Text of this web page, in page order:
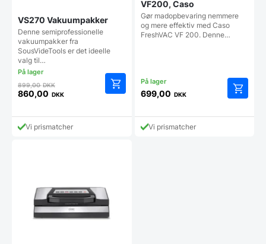
VS270 Vakuumpakker
Denne semiprofessionelle
vakuumpakker fra
SousVideTools er det ideelle
valg til…
899,00DKKDen
oprindelige
var:
899,00 DKK.
860,00 DKK
aktuelle
prisVi prismatcher
VF200, Caso
Gør madopbevaring nemmere
og mere effektiv med Caso
FreshVAC VF 200. Denne…
699,00 DKK
Vi prismatcher